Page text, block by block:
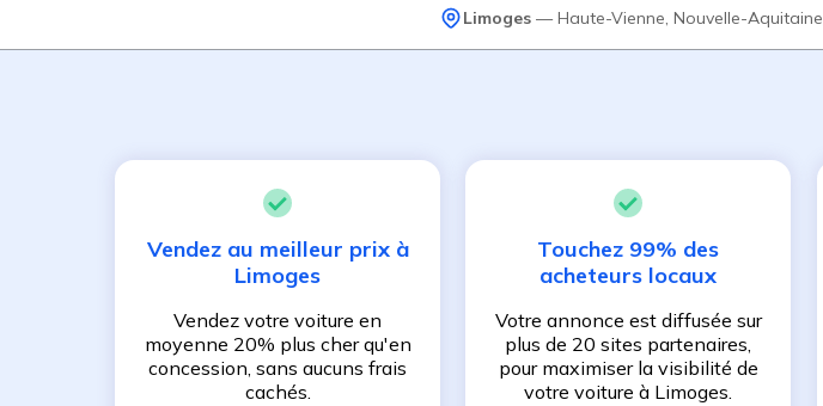
Limoges— Haute-Vienne Nouvelle-Aquitaine
Vendez au meilleur prix à
Limoges
Vendez votre voiture en
moyenne 20% plus cher qu'en
concession, sans aucuns frais
cachés.
Touchez 99% des
acheteurs locaux
Votre annonce est diffusée sur
plus de 20 sites partenaires,
pour maximiser la visibilité de
votre voiture à Limoges.